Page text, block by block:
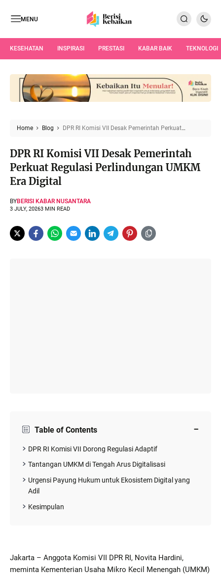
MENU
KESEHATAN INSPIRASI PRESTASI KABAR BAIK TEKNOLOGI
Home Blog
DPR RI Komisi VII Desak Pemerintah Perkuat
DPR RI Komisi VII Desak Pemerintah
Perkuat Regulasi Perlindungan UMKM
Era Digital
BYBERISI KABAR NUSANTARA
3 JULY, 20263 MIN READ
Table of Contents −
DPR RI Komisi VII Dorong Regulasi Adaptif
Tantangan UMKM di Tengah Arus Digitalisasi
Urgensi Payung Hukum untuk Ekosistem Digital yang
Adil
Kesimpulan
Jakarta – Anggota Komisi VII DPR RI, Novita Hardini,
meminta Kementerian Usaha Mikro Kecil Menengah (UMKM)